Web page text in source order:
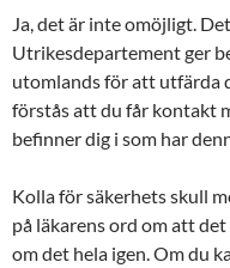
Ja, det är inte omöjligt.
Utrikesdepartement ger
utomlands för att utfärda
förstås att du får kontakt
befinner dig i som har
Kolla för säkerhets skull
på läkarens ord om att
om det hela igen. Om du